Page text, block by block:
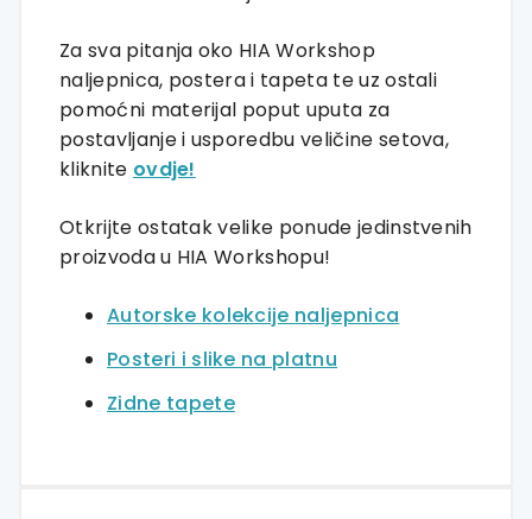
Za sva pitanja oko HIA Workshop
naljepnica, postera i tapeta te uz ostali
pomoćni materijal poput uputa za
postavljanje i usporedbu veličine setova,
kliknite ovdje!
Otkrijte ostatak velike ponude jedinstvenih
proizvoda u HIA Workshopu!
Autorske kolekcije naljepnica
Posteri i slike na platnu
Zidne tapete